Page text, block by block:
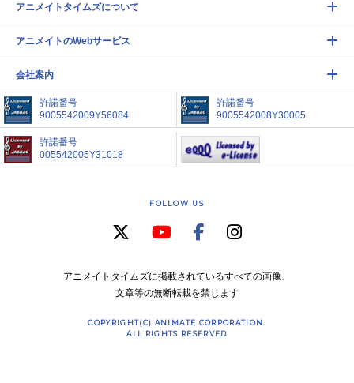
アニメイトタイムズについて
アニメイトのWebサービス
会社案内
許諾番号
9005542009Y56084
許諾番号
9005542008Y30005
許諾番号
005542005Y31018
FOLLOW US
アニメイトタイムズに掲載されているすべての画像、
文章等の無断転載を禁じます
COPYRIGHT(C) ANIMATE CORPORATION.
ALL RIGHTS RESERVED